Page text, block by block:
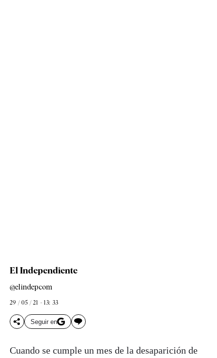
El Independiente
@elindepcom
29 / 05 / 21 - 13: 33
Seguir en
Cuando se cumple un mes de la desaparición de